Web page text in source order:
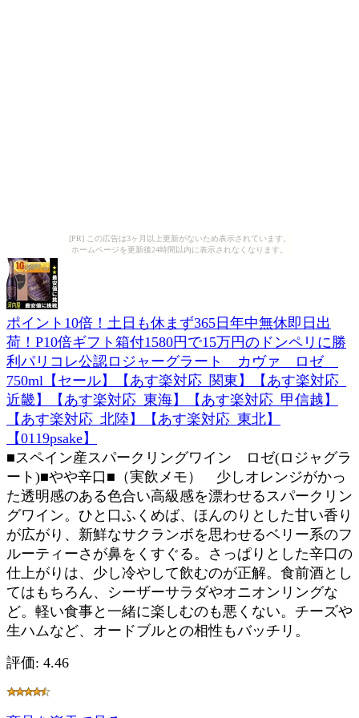
[PR] この広告は3ヶ月以上更新がないため表示されています。
ホームページを更新後24時間以内に表示されなくなります。
ポイント10倍！土日も休まず365日年中無休即日出
荷！P10倍ギフト箱付1580円で15万円のドンペリに勝
利パリコレ公認ロジャーグラート カヴァ ロゼ
750ml【セール】【あす楽対応_関東】【あす楽対応_
近畿】【あす楽対応_東海】【あす楽対応_甲信越】
【あす楽対応_北陸】【あす楽対応_東北】
【0119psake】
■スペイン産スパークリングワイン ロゼ(ロジャグラ
ート)■やや辛口■（実飲メモ） 少しオレンジがかっ
た透明感のある色合い高級感を漂わせるスパークリン
グワイン。ひと口ふくめば、ほんのりとした甘い香り
が広がり、新鮮なサクランボを思わせるベリー系のフ
ルーティーさが鼻をくすぐる。さっぱりとした辛口の
仕上がりは、少し冷やして飲むのが正解。食前酒とし
てはもちろん、シーザーサラダやオニオンリングな
ど。軽い食事と一緒に楽しむのも悪くない。チーズや
生ハムなど、オードブルとの相性もバッチリ。
評価: 4.46